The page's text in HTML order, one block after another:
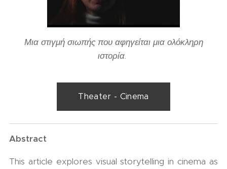
Μια στιγμή σιωπής που αφηγείται μια ολόκληρη
ιστορία.
Theater - Cinema
Abstract
This article explores visual storytelling in cinema as